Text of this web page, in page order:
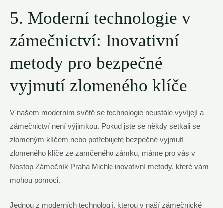
5. Moderní⁤ technologie⁤ v
⁢zámečnictví: ​Inovativní
metody pro bezpečné
vyjmutí⁣ zlomeného‌ klíče
V našem moderním světě se technologie neustále vyvíjejí⁣ a
⁤zámečnictví není výjimkou. Pokud jste ⁣se někdy setkali⁢ se
zlomeným klíčem nebo potřebujete bezpečné ⁣vyjmutí
zlomeného ‌klíče​ ze ⁢zamčeného zámku, máme ‍pro vás v
Nostop Zámečník⁤ Praha Michle inovativní metody, které ‍vám⁤
mohou pomoci.
Jednou z moderních technologií, kterou v naší zámečnické